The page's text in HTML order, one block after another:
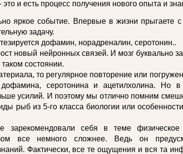
и есть процесс получения нового опыта и
яркое событие. Впервые в жизни прыгаете с
задачу.
дофамин, норадреналин, серотонин..
новый нейронных связей. И мозг буквально
состоянии.
то регулярное повторение или
дофамина, серотонина и ацетилхолина. Но
усилий. И поэтому мы отлично помним
рыб из 5-го класса биологии или
зарекомендовали себя в теме физическое
все немного сложнее. Ведь он
Фактически, все те ощущения и вся та